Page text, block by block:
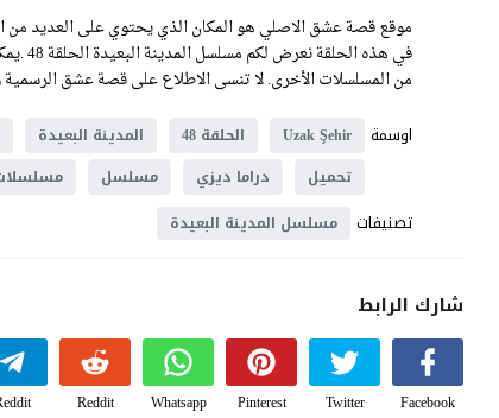
موقع قصة عشق الاصلي هو المكان الذي يحتوي على العديد من
في
من المسلسلات الأخرى. لا تنسى الاطلاع على قصة عشق الرسمية
اوسمة
Uzak Şehir الحلقة 48 المدينة البعيدة
تحميل
دراما ديزي مسلسل مسلسلات
تصنيفات مسلسل المدينة البعيدة
شارك الرابط
Facebook
Twitter
Pinterest
Whatsapp
Reddit